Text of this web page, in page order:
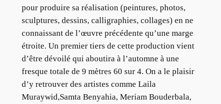
pour produire sa réalisation (peintures, photos,
sculptures, dessins, calligraphies, collages) en ne
connaissant de l’œuvre précédente qu’une marge
étroite. Un premier tiers de cette production vient
d’être dévoilé qui aboutira à l’automne à une
fresque totale de 9 mètres 60 sur 4. On a le plaisir
d’y retrouver des artistes comme Laila
Muraywid,Samta Benyahia, Meriam Bouderbala,